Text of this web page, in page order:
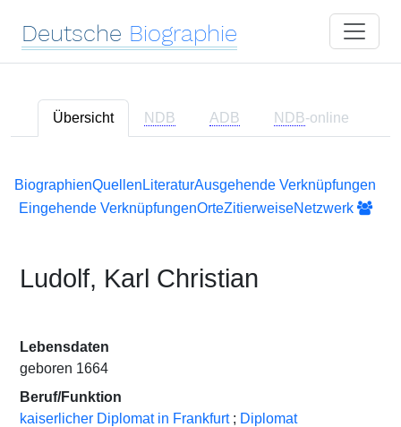
Deutsche Biographie
Übersicht NDB ADB NDB-online
BiographienQuellen LiteraturAusgehende Verknüpfungen
Eingehende VerknüpfungenOrteZitierweiseNetzwerk
Ludolf, Karl Christian
Lebensdaten
geboren 1664
Beruf/Funktion
kaiserlicher Diplomat in Frankfurt ; Diplomat